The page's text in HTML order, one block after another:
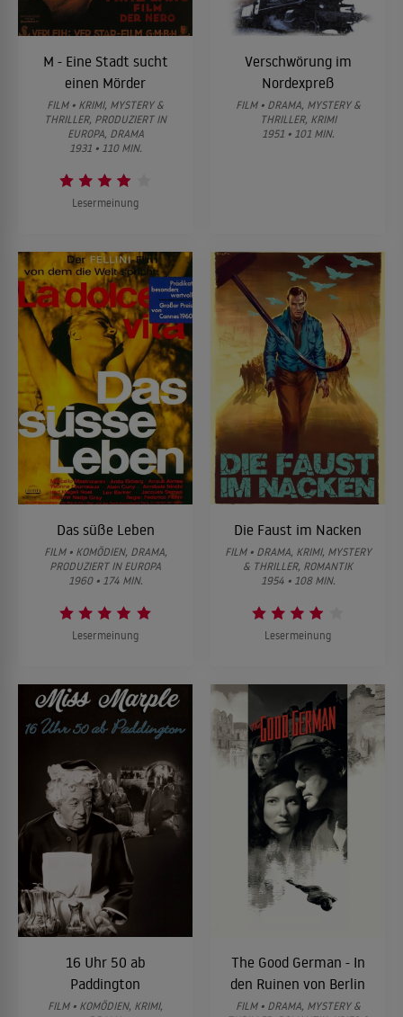
M - Eine Stadt sucht
einen Mörder
FILM • KRIMI, MYSTERY &
THRILLER, PRODUZIERT IN
EUROPA, DRAMA
1931 • 110 MIN.
Lesermeinung
Verschwörung im
Nordexpreß
FILM • DRAMA, MYSTERY &
THRILLER, KRIMI
1951 • 101 MIN.
Das süße Leben
FILM • KOMÖDIEN, DRAMA,
PRODUZIERT IN EUROPA
1960 • 174 MIN.
Lesermeinung
Die Faust im Nacken
FILM • DRAMA, KRIMI, MYSTERY
& THRILLER, ROMANTIK
1954 • 108 MIN.
Lesermeinung
16 Uhr 50 ab
Paddington
FILM • KOMÖDIEN, KRIMI,
The Good German - In
den Ruinen von Berlin
FILM • DRAMA, MYSTERY &